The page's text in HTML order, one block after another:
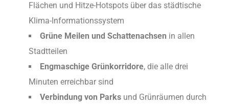
Flächen und Hitze-Hotspots über das städtische
Klima-Informationssystem
Grüne Meilen und Schattenachsen in allen
Stadtteilen
Engmaschige Grünkorridore, die alle drei
Minuten erreichbar sind
Verbindung von Parks und Grünräumen durch